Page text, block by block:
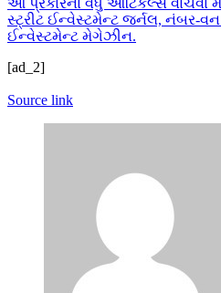
આ પ્રકારના વધુ આર્ટિકલ્સ વાંચવા
સ્ટ્રીટ ઈન્વેસ્ટમેન્ટ જર્નલ, નંબર-વન
ઈન્વેસ્ટમેન્ટ મેગેઝીન.
[ad_2]
Source link